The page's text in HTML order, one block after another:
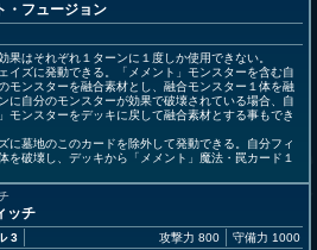
・フュージョン
はそれぞれ１ターンに１度しか使用できない。
イズに発動できる。「メメント」モンスターを含む自
モンスターを融合素材とし、融合モンスター１体を融
に自分のモンスターが効果で破壊されている場合、自
モンスターをデッキに戻して融合素材とする事もでき
に墓地のこのカードを除外して発動できる。自分フィ
を破壊し、デッキから「メメント」魔法・罠カード１
ッチ
3
攻撃力 800 守備力 1000